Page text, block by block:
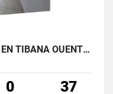
SE ARRIENDA APARTAMENTO EN TIBANA OUENTE ARANDA CONJUNTO OPORTO
0 37